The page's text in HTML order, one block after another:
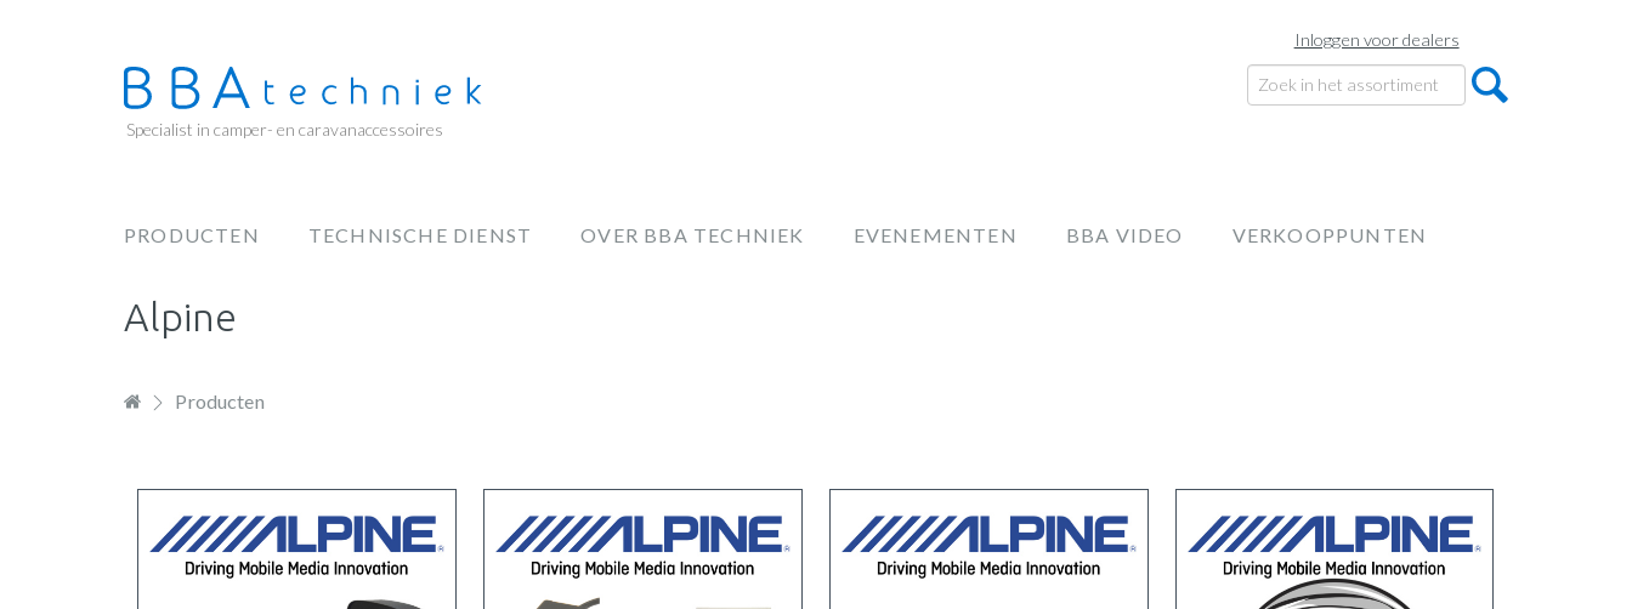
Inloggen voor dealers
Specialist in camper- en caravanaccessoires
PRODUCTEN TECHNISCHE DIENST OVER BBA TECHNIEK EVENEMENTEN BBA VIDEO VERKOOPPUNTEN
Alpine
Producten